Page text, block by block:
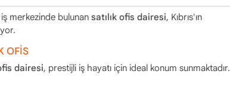
merkezinde bulunan satılık ofis dairesi, Kıbrıs'ın
OFİS
dairesi, prestijli iş hayatı için ideal konum sunmaktadır.